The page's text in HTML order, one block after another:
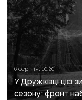
6 серпня, 10:20
У Дружківці цієї
сезону: фронт